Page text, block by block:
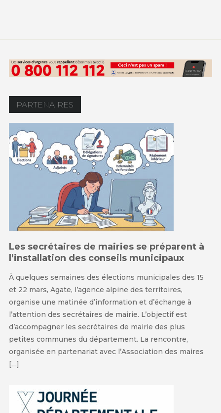
PARTENAIRES
Les secrétaires de mairies se préparent à
l’installation des conseils municipaux
À quelques semaines des élections municipales des 15
et 22 mars, Agate, l’agence alpine des territoires,
organise une matinée d’information et d’échange à
l’attention des secrétaires de mairie. L’objectif est
d’accompagner les secrétaires de mairie des plus
petites communes du département. La rencontre,
organisée en partenariat avec l’Association des maires
[…]